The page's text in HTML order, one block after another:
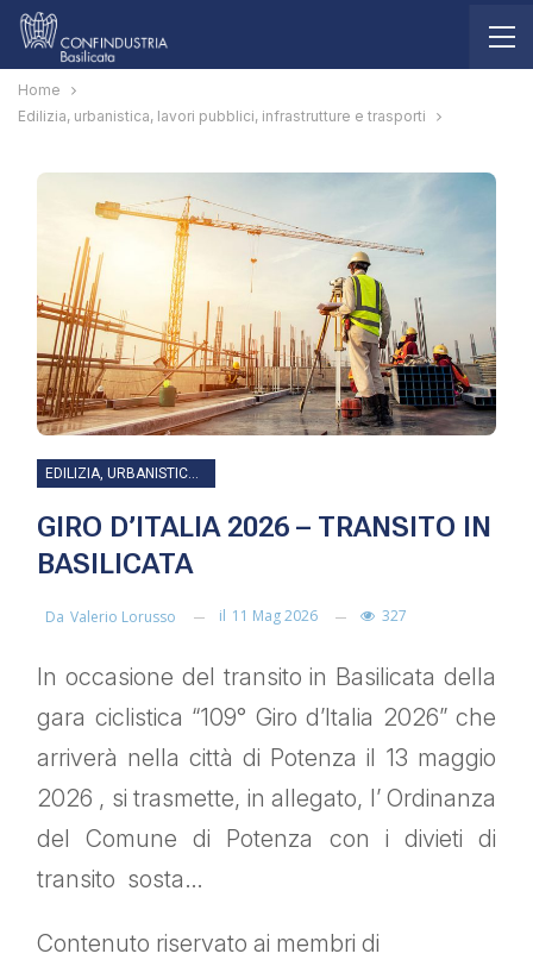
Home
Edilizia, urbanistica, lavori pubblici, infrastrutture e trasporti
EDILIZIA, URBANISTICA, LAVORI PUBBLICI, INFRASTRUTTURE E TRASPORTI
GIRO D’ITALIA 2026 – TRANSITO IN
BASILICATA
Da Valerio Lorusso il 11 Mag 2026 327
In occasione del transito in Basilicata della
gara ciclistica “109° Giro d’Italia 2026” che
arriverà nella città di Potenza il 13 maggio
2026 , si trasmette, in allegato, l’ Ordinanza
del Comune di Potenza con i divieti di
transito sosta…
Contenuto riservato ai membri di